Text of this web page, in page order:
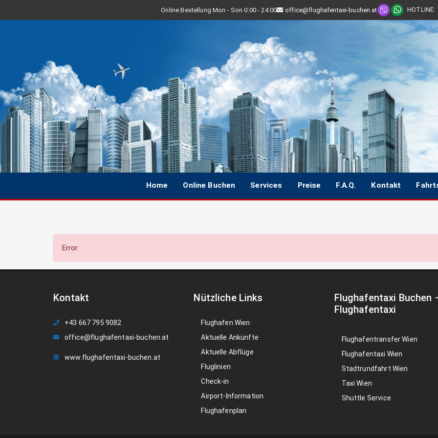
Online Bestellung Mon - Son 0:00 - 24:00 office@flughafentaxi-buchen.at HOTLINE:
Home Online Buchen Services Preise F.A.Q. Kontakt
Error
Kontakt
+43 667 795 9082
office@flughafentaxi-buchen.at
www.flughafentaxi-buchen.at
Nützliche Links
Flughafen Wien
Aktuelle Ankünfte
Aktuelle Abflüge
Fluglinien
Check-in
Airport-Information
Flughafenplan
Flughafentaxi Buchen
Flughafentaxi
Flughafentransfer Wien
Flughafentaxi Wien
Stadtrundfahrt Wien
Taxi Wien
Shuttle Service